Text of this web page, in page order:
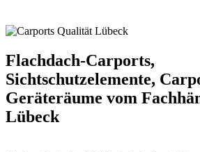
Flachdach-Carports,
Sichtschutzelemente,
Geräteräume vom
Lübeck